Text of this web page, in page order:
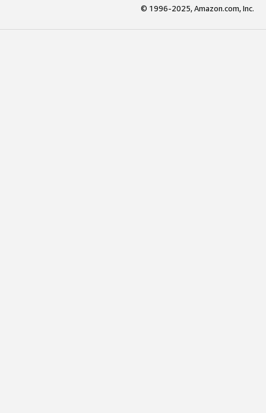
© 1996-2025, Amazon.com, Inc.